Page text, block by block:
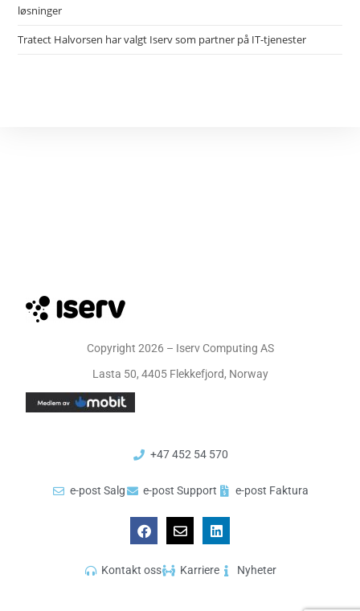
løsninger
Tratect Halvorsen har valgt Iserv som partner på IT-tjenester
Lasta 50, 4405 Flekkefjord, Norway
Copyright 2026 – Iserv Computing AS
+47 452 54 570
e-post Salg e-post Support e-post Faktura
Kontakt oss Karriere Nyheter